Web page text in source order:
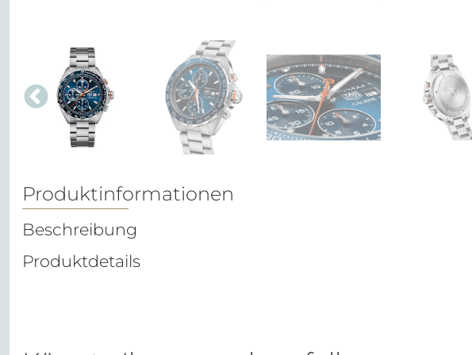
Produktinformationen
Beschreibung
Produktdetails